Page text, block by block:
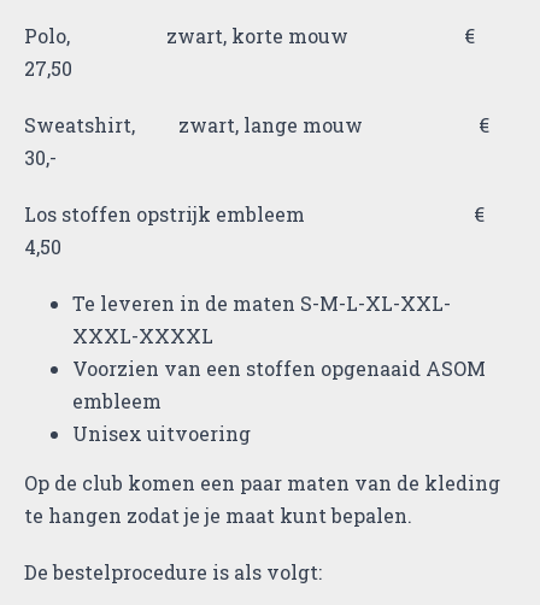
Polo, zwart, korte mouw €
27,50
Sweatshirt, zwart, lange mouw €
30,-
Los stoffen opstrijk embleem €
4,50
Te leveren in de maten S-M-L-XL-XXL-
XXXL-XXXXL
Voorzien van een stoffen opgenaaid ASOM
embleem
Unisex uitvoering
Op de club komen een paar maten van de kleding
te hangen zodat je je maat kunt bepalen.
De bestelprocedure is als volgt: